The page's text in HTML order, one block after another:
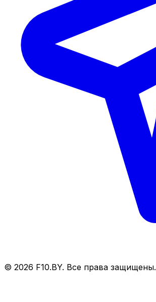
© 2026 F10.BY. Все права защищены.